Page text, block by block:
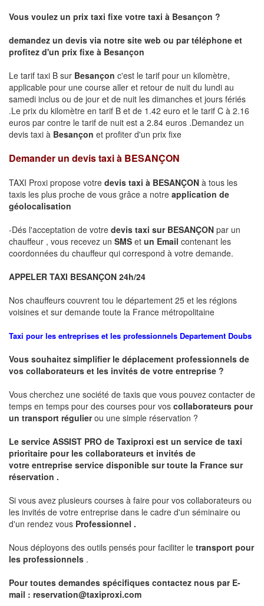
Vous voulez un prix taxi fixe votre taxi à Besançon ?
demandez un devis via notre site web ou par téléphone et
profitez d'un prix fixe à Besançon
Le tarif taxi B sur Besançon c'est le tarif pour un kilomètre,
applicable pour une course aller et retour de nuit du lundi au
samedi inclus ou de jour et de nuit les dimanches et jours fériés
.Le prix du kilomètre en tarif B et de 1.42 euro et le tarif C à 2.16
euros par contre le tarif de nuit est a 2.84 euros .Demandez un
devis taxi à Besançon et profiter d'un prix fixe
Demander un devis taxi à BESANÇON
TAXI Proxi propose votre devis taxi à BESANÇON à tous les
taxis les plus proche de vous grâce a notre application de
géolocalisation
-Dés l'acceptation de votre devis taxi sur BESANÇON par un
chauffeur , vous recevez un SMS et un Email contenant les
coordonnées du chauffeur qui correspond à votre demande.
APPELER TAXI BESANÇON 24h/24
Nos chauffeurs couvrent tou le département 25 et les régions
voisines et sur demande toute la France métropolitaine
Taxi pour les entreprises et les professionnels Departement Doubs
Vous souhaitez simplifier le déplacement professionnels de
vos collaborateurs et les invités de votre entreprise ?
Vous cherchez une société de taxis que vous pouvez contacter de
temps en temps pour des courses pour vos collaborateurs pour
un transport régulierou une simple réservation ?
Le service ASSIST PRO de Taxiproxi est un service de taxi
prioritaire pour les collaborateurs et invités de
votre entreprise service disponible sur toute la France sur
réservation .
Si vous avez plusieurs courses à faire pour vos collaborateurs ou
les invités de votre entreprise dans le cadre d'un séminaire ou
d'un rendez vous Professionnel .
Nous déployons des outils pensés pour faciliter le transport pour
les professionnels .
Pour toutes demandes spécifiques contactez nous par E-
mail : reservation@taxiproxi.com